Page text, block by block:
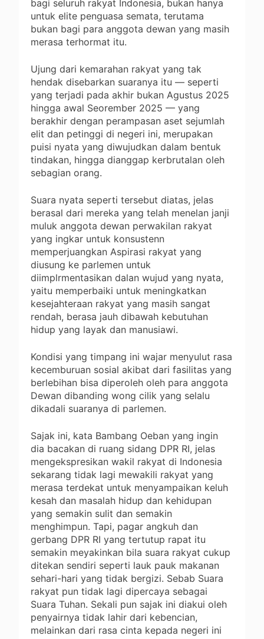
bagi seluruh rakyat Indonesia, bukan hanya
untuk elite penguasa semata, terutama
bukan bagi para anggota dewan yang masih
merasa terhormat itu.
Ujung dari kemarahan rakyat yang tak
hendak disebarkan suaranya itu — seperti
yang terjadi pada akhir bukan Agustus 2025
hingga awal Seorember 2025 — yang
berakhir dengan perampasan aset sejumlah
elit dan petinggi di negeri ini, merupakan
puisi nyata yang diwujudkan dalam bentuk
tindakan, hingga dianggap kerbrutalan oleh
sebagian orang.
Suara nyata seperti tersebut diatas, jelas
berasal dari mereka yang telah menelan janji
muluk anggota dewan perwakilan rakyat
yang ingkar untuk konsustenn
memperjuangkan Aspirasi rakyat yang
diusung ke parlemen untuk
diimplrmentasikan dalan wujud yang nyata,
yaitu memperbaiki untuk meningkatkan
kesejahteraan rakyat yang masih sangat
rendah, berasa jauh dibawah kebutuhan
hidup yang layak dan manusiawi.
Kondisi yang timpang ini wajar menyulut rasa
kecemburuan sosial akibat dari fasilitas yang
berlebihan bisa diperoleh oleh para anggota
Dewan dibanding wong cilik yang selalu
dikadali suaranya di parlemen.
Sajak ini, kata Bambang Oeban yang ingin
dia bacakan di ruang sidang DPR RI, jelas
mengekspresikan wakil rakyat di Indonesia
sekarang tidak lagi mewakili rakyat yang
merasa terdekat untuk menyampaikan keluh
kesah dan masalah hidup dan kehidupan
yang semakin sulit dan semakin
menghimpun. Tapi, pagar angkuh dan
gerbang DPR RI yang tertutup rapat itu
semakin meyakinkan bila suara rakyat cukup
ditekan sendiri seperti lauk pauk makanan
sehari-hari yang tidak bergizi. Sebab Suara
rakyat pun tidak lagi dipercaya sebagai
Suara Tuhan. Sekali pun sajak ini diakui oleh
penyairnya tidak lahir dari kebencian,
melainkan dari rasa cinta kepada negeri ini